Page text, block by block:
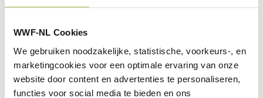
WWF-NL Cookies
We gebruiken noodzakelijke, statistische, voorkeurs-, en
marketingcookies voor een optimale ervaring van onze
website door content en advertenties te personaliseren,
functies voor social media te bieden en ons
GROEN DOEN
GROEN DOEN
IN BEELD: GROENE